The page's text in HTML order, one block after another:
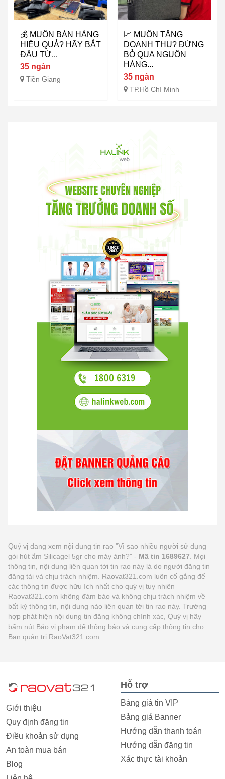
💰 MUỐN BÁN HÀNG
HIỆU QUẢ? HÃY BẮT
ĐẦU TỪ...
35 ngàn
Tiền Giang
📈 MUỐN TĂNG
DOANH THU? ĐỪNG
BỎ QUA NGUỒN
HÀNG...
35 ngàn
TP.Hồ Chí Minh
Quý vị đang xem nội dung tin rao "Vì sao nhiều người sử dụng
gói hút ẩm Silicagel 5gr cho máy ảnh?" - Mã tin 1689627 . Mọi
thông tin, nội dung liên quan tới tin rao này là do người đăng tin
đăng tải và chịu trách nhiệm. Raovat321.com luôn cố gắng để
các thông tin được hữu ích nhất cho quý vị tuy nhiên
Raovat321.com không đảm bảo và không chịu trách nhiệm về
bất kỳ thông tin, nội dung nào liên quan tới tin rao này. Trường
hợp phát hiện nội dung tin đăng không chính xác, Quý vị hãy
bấm nút Báo vi phạm để thông báo và cung cấp thông tin cho
Ban quản trị RaoVat321.com.
Giới thiệu
Quy định đăng tin
Điều khoản sử dụng
An toàn mua bán
Blog
Hỗ trợ
Bảng giá tin VIP
Bảng giá Banner
Hướng dẫn thanh toán
Hướng dẫn đăng tin
Xác thực tài khoản